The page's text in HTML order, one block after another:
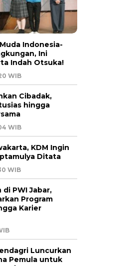
Indonesia-
Ini
Indah Otsuka!
WIB
Cibadak,
hingga
WIB
KDM Ingin
Ditata
WIB
PWI Jabar,
Program
Karier
Luncurkan
Pemula untuk